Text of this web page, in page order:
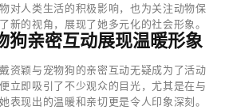
对人类生活的积极影响，也为关注动物保
新的视角，展现了她多元化的社会形象。
狗亲密互动展现温暖形象
资颖与宠物狗的亲密互动无疑成为了活动
立即吸引了不少观众的目光，尤其是在与
表现出的温暖和亲切更是令人印象深刻。